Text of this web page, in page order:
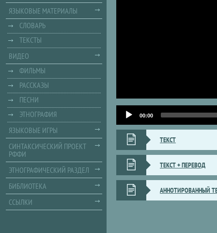
Audio
Player
00:00
ТЕКСТ
ТЕКСТ + ПЕРЕВОД
АННОТИРОВАННЫЙ
ЯЗЫКОВЫЕ МАТЕРИАЛЫ
СЛОВАРЬ
ТЕКСТЫ
ВИДЕО
ФИЛЬМЫ
РАССКАЗЫ
ПЕСНИ
ЭТНОГРАФИЯ
ЯЗЫКОВЫЕ ИГРЫ
СИНТАКСИЧЕСКИЙ ПРОЕКТ
РФФИ
ЭТНОГРАФИЧЕСКИЙ РАЗДЕЛ
БИБЛИОТЕКА
ССЫЛКИ